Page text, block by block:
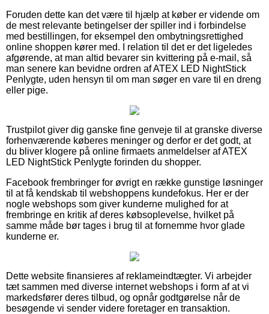
Foruden dette kan det være til hjælp at køber er vidende om
de mest relevante betingelser der spiller ind i forbindelse
med bestillingen, for eksempel den ombytningsrettighed
online shoppen kører med. I relation til det er det ligeledes
afgørende, at man altid bevarer sin kvittering på e-mail, så
man senere kan bevidne ordren af ATEX LED NightStick
Penlygte, uden hensyn til om man søger en vare til en dreng
eller pige.
Trustpilot giver dig ganske fine genveje til at granske diverse
forhenværende køberes meninger og derfor er det godt, at
du bliver klogere på online firmaets anmeldelser af ATEX
LED NightStick Penlygte forinden du shopper.
Facebook frembringer for øvrigt en række gunstige løsninger
til at få kendskab til webshoppens kundefokus. Her er der
nogle webshops som giver kunderne mulighed for at
frembringe en kritik af deres købsoplevelse, hvilket på
samme måde bør tages i brug til at fornemme hvor glade
kunderne er.
Dette website finansieres af reklameindtægter. Vi arbejder
tæt sammen med diverse internet webshops i form af at vi
markedsfører deres tilbud, og opnår godtgørelse når de
besøgende vi sender videre foretager en transaktion.